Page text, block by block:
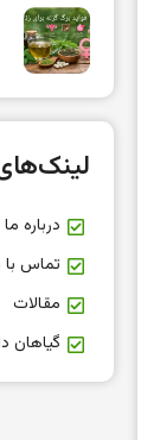
درباره ما
تماس با
مقالات
گیاهان